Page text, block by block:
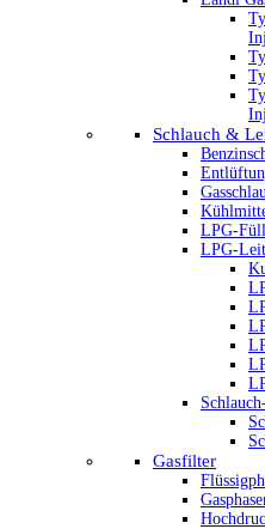
Schlauch &
LPG-
LPG-
Gasfilter